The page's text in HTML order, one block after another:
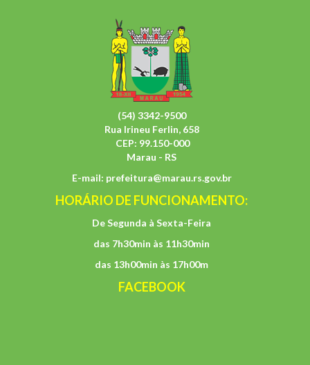
(54) 3342-9500
Rua Irineu Ferlin, 658
CEP: 99.150-000
Marau - RS
E-mail: prefeitura@marau.rs.gov.br
HORÁRIO DE FUNCIONAMENTO:
De Segunda à Sexta-Feira
das 7h30min às 11h30min
das 13h00min às 17h00m
FACEBOOK